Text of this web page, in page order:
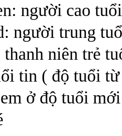
người cao tuổi
người trung
niên trẻ
tin ( độ tuổi
ở độ tuổi